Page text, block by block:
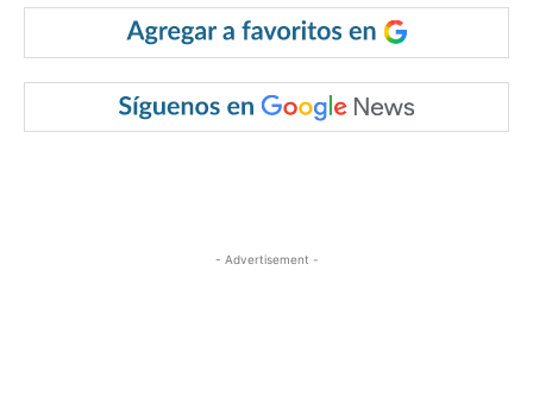
- Advertisement -